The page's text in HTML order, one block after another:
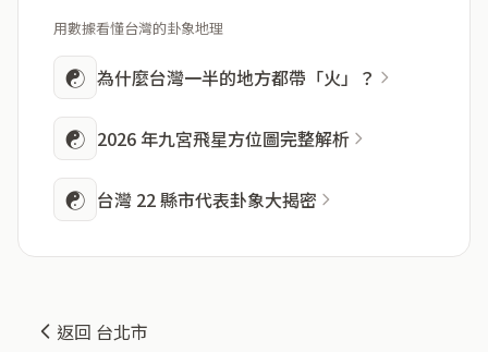
用數據看懂台灣的卦象地理
☯ 為什麼台灣一半的地方都帶「火」？
☯ 2026 年九宮飛星方位圖完整解析
☯ 台灣 22 縣市代表卦象大揭密
返回 台北市